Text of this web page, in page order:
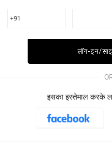
+91
लॉग-इन/
इसका इस्तेमाल करके